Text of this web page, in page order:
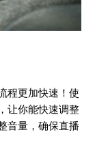
程更加快速！使
让你能快速调整
音量，确保直播